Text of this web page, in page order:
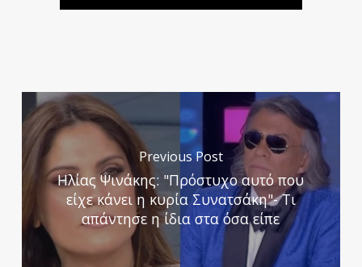
Previous Post
Ηλίας Ψινάκης: "Πρόστυχο αυτό που
είχε κάνει η κυρία Συνατσάκη"- Τι
απάντησε η ίδια στα όσα είπε